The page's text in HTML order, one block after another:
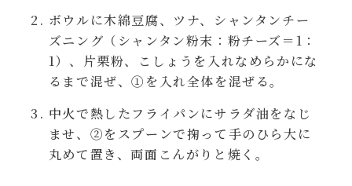
こどもの日
ハロウィン
運動会
ハコネーゼ クリーミーボロネーゼ
ボウルに木綿豆腐、ツナ、シャンタンチー
ズニング（シャンタン粉末：粉チーズ＝1：
1）、片栗粉、こしょうを入れなめらかにな
るまで混ぜ、①を入れ全体を混ぜる。
中火で熱したフライパンにサラダ油をなじ
ませ、②をスプーンで掬って手のひら大に
丸めて置き、両面こんがりと焼く。